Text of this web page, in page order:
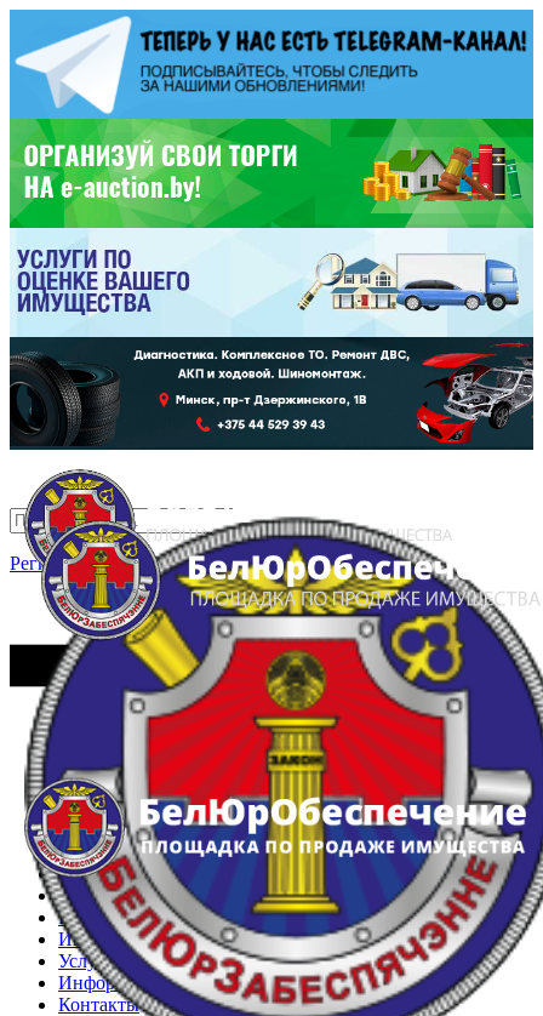
Регистрация Вход
Главная
Арестованное имущество
Реестр несостоявшихся торгов
Реестр переоценок
Частное имущество
Государственное имущество
Интернет-магазин
Интернет-витрина
Услуги
Информация
Контакты